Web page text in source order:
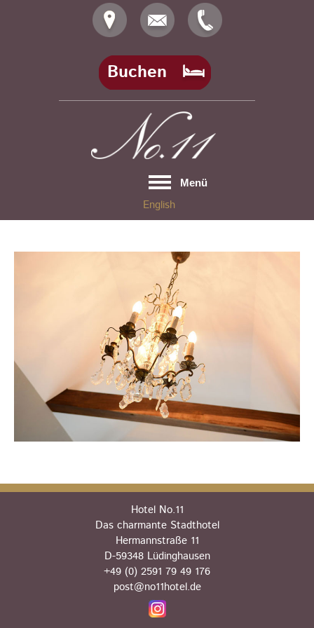
Buchen
Menü
English
Hotel No.11
Das charmante Stadthotel
Hermannstraße 11
D-59348 Lüdinghausen
+49 (0) 2591 79 49 176
post@no11hotel.de